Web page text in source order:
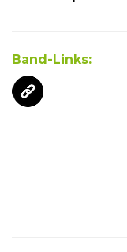
Band-Links: